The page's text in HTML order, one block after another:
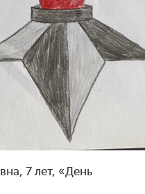
7 лет, «День
3